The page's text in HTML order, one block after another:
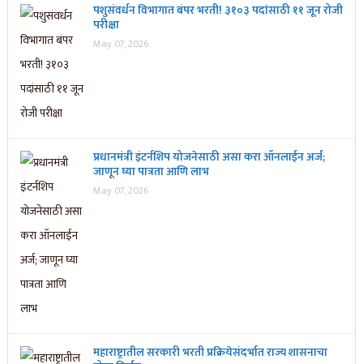
पशुसंवर्धन विभागात बंपर भरती! ३१०३ पदांसाठी ११ जून रोजी
परीक्षा
May 07, 2026
प्रधानमंत्री इंटर्नशिप योजनेसाठी असा करा ऑनलाईन अर्ज;
जाणून घ्या पात्रता आणि लाभ
May 07, 2026
महाराष्ट्रातील सरकारी भरती प्रक्रियेसंदर्भात राज्य शासनाचा